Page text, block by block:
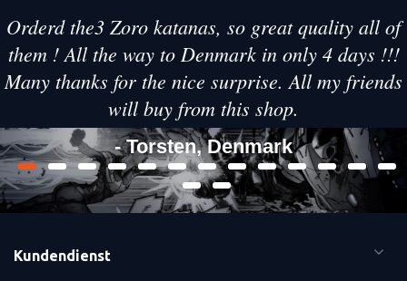
Orderd the3 Zoro katanas, so great quality all of
them ! All the way to Denmark in only 4 days !!!
Many thanks for the nice surprise. All my friends
will buy from this shop.
- Torsten, Denmark
Kundendienst